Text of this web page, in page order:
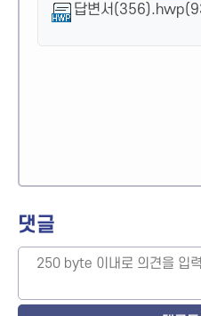
답변서
댓글